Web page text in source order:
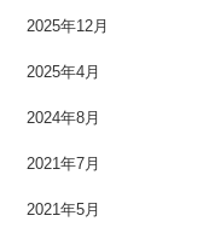
2025年12月
2025年4月
2024年8月
2021年7月
2021年5月